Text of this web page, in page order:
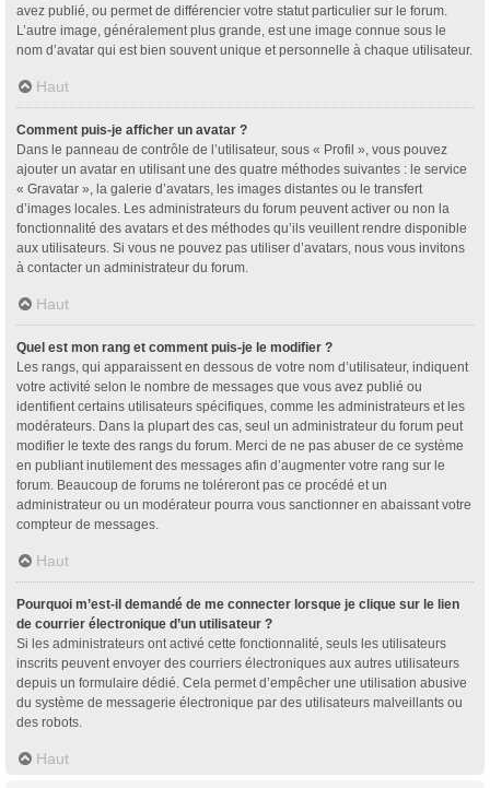
avez publié, ou permet de différencier votre statut particulier sur le forum.
L’autre image, généralement plus grande, est une image connue sous le
nom d’avatar qui est bien souvent unique et personnelle à chaque utilisateur.
Haut
Comment puis-je afficher un avatar ?
Dans le panneau de contrôle de l’utilisateur, sous « Profil », vous pouvez
ajouter un avatar en utilisant une des quatre méthodes suivantes : le service
« Gravatar », la galerie d’avatars, les images distantes ou le transfert
d’images locales. Les administrateurs du forum peuvent activer ou non la
fonctionnalité des avatars et des méthodes qu’ils veuillent rendre disponible
aux utilisateurs. Si vous ne pouvez pas utiliser d’avatars, nous vous invitons
à contacter un administrateur du forum.
Haut
Quel est mon rang et comment puis-je le modifier ?
Les rangs, qui apparaissent en dessous de votre nom d’utilisateur, indiquent
votre activité selon le nombre de messages que vous avez publié ou
identifient certains utilisateurs spécifiques, comme les administrateurs et les
modérateurs. Dans la plupart des cas, seul un administrateur du forum peut
modifier le texte des rangs du forum. Merci de ne pas abuser de ce système
en publiant inutilement des messages afin d’augmenter votre rang sur le
forum. Beaucoup de forums ne toléreront pas ce procédé et un
administrateur ou un modérateur pourra vous sanctionner en abaissant votre
compteur de messages.
Haut
Pourquoi m’est-il demandé de me connecter lorsque je clique sur le lien
de courrier électronique d’un utilisateur ?
Si les administrateurs ont activé cette fonctionnalité, seuls les utilisateurs
inscrits peuvent envoyer des courriers électroniques aux autres utilisateurs
depuis un formulaire dédié. Cela permet d’empêcher une utilisation abusive
du système de messagerie électronique par des utilisateurs malveillants ou
des robots.
Haut